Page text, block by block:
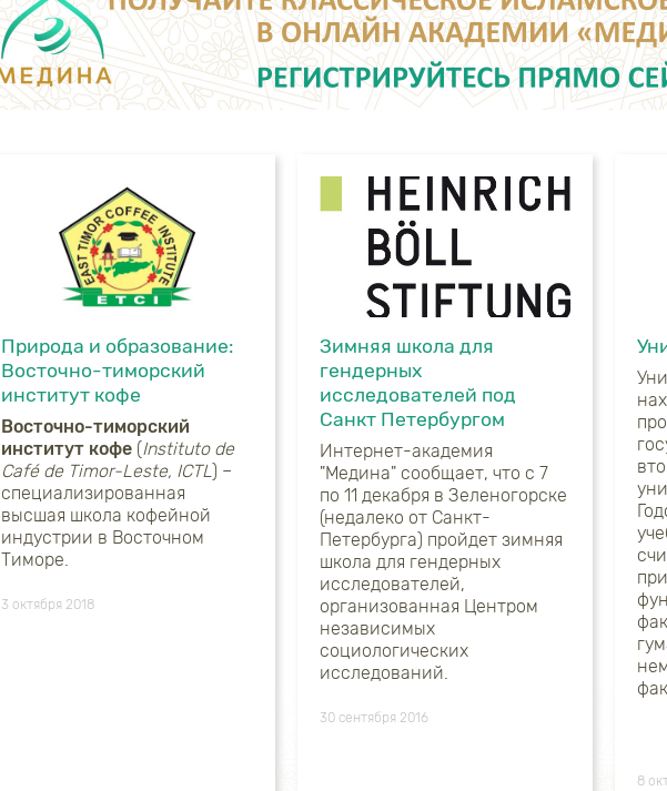
Природа и образование:
Восточно-тиморский
институт кофе
Восточно-тиморский
институт кофе (Instituto de
Café de Timor-Leste, ICTL) –
специализированная
высшая школа кофейной
индустрии в Восточном
Тиморе.
3 октября 2018
Зимняя школа для
гендерных
исследователей под
Санкт Петербургом
Интернет-академия
"Медина" сообщает, что с 7
по 11 декабря в Зеленогорске
(недалеко от Санкт-
Петербурга) пройдет зимняя
школа для гендерных
исследователей,
организованная Центром
независимых
социологических
исследований.
30 сентября 2016
8